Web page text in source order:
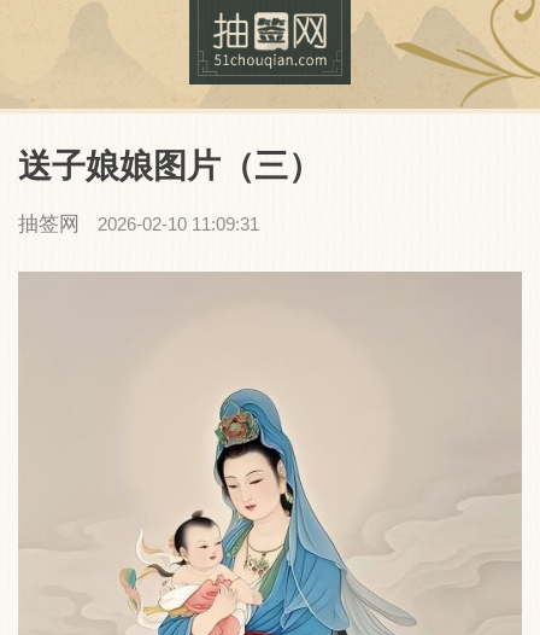
抽签网
送子娘娘图片（三）
抽签网 2026-02-10 11:09:31